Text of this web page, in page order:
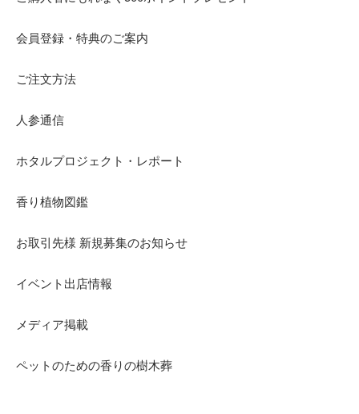
会員登録・特典のご案内
ご注文方法
人参通信
ホタルプロジェクト・レポート
香り植物図鑑
お取引先様 新規募集のお知らせ
イベント出店情報
メディア掲載
ペットのための香りの樹木葬